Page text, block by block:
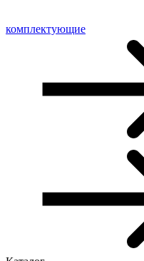
комплектующие